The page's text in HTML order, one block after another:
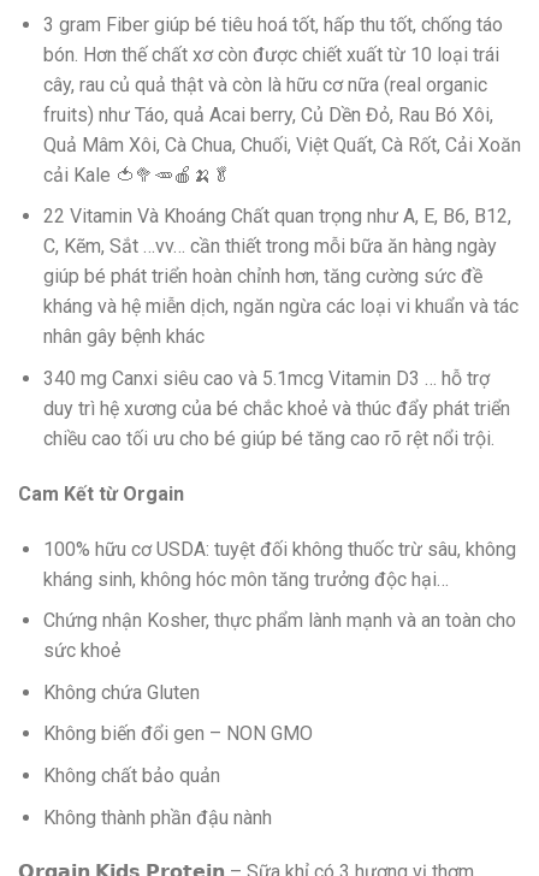
3 gram Fiber giúp bé tiêu hoá tốt, hấp thu tốt, chống táo
bón. Hơn thế chất xơ còn được chiết xuất từ 10 loại trái
cây, rau củ quả thật và còn là hữu cơ nữa (real organic
fruits) như Táo, quả Acai berry, Củ Dền Đỏ, Rau Bó Xôi,
Quả Mâm Xôi, Cà Chua, Chuối, Việt Quất, Cà Rốt, Cải Xoăn
cải Kale 🍅🥦🥕🍎🍌🥬
22 Vitamin Và Khoáng Chất quan trọng như A, E, B6, B12,
C, Kẽm, Sắt …vv… cần thiết trong mỗi bữa ăn hàng ngày
giúp bé phát triển hoàn chỉnh hơn, tăng cường sức đề
kháng và hệ miễn dịch, ngăn ngừa các loại vi khuẩn và tác
nhân gây bệnh khác
340 mg Canxi siêu cao và 5.1mcg Vitamin D3 … hỗ trợ
duy trì hệ xương của bé chắc khoẻ và thúc đẩy phát triển
chiều cao tối ưu cho bé giúp bé tăng cao rõ rệt nổi trội.
Cam Kết từ Orgain
100% hữu cơ USDA: tuyệt đối không thuốc trừ sâu, không
kháng sinh, không hóc môn tăng trưởng độc hại…
Chứng nhận Kosher, thực phẩm lành mạnh và an toàn cho
sức khoẻ
Không chứa Gluten
Không biến đổi gen – NON GMO
Không chất bảo quản
Không thành phần đậu nành